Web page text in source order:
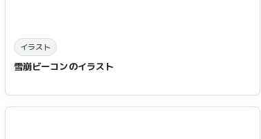
イラスト
雪崩ビーコンのイラスト